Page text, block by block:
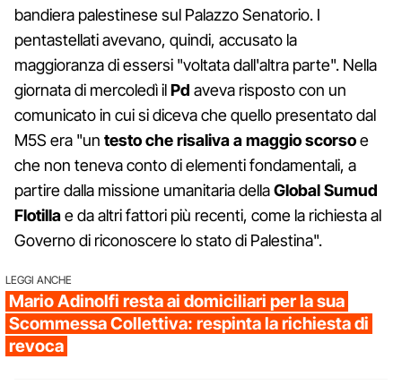
bandiera palestinese sul Palazzo Senatorio. I
pentastellati avevano, quindi, accusato la
maggioranza di essersi "voltata dall'altra parte". Nella
giornata di mercoledì ilPd aveva risposto con un
comunicato in cui si diceva che quello presentato dal
M5S era "un testo che risaliva a maggio scorsoe
che non teneva conto di elementi fondamentali, a
partire dalla missione umanitaria dellaGlobal Sumud
Flotillae da altri fattori più recenti, come la richiesta al
Governo di riconoscere lo stato di Palestina".
LEGGI ANCHE
Mario Adinolfi resta ai domiciliari per la sua
Scommessa Collettiva: respinta la richiesta di
revoca